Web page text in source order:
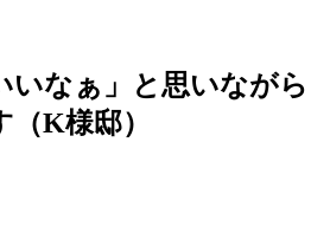
いなぁ」と思いながら
K様邸）